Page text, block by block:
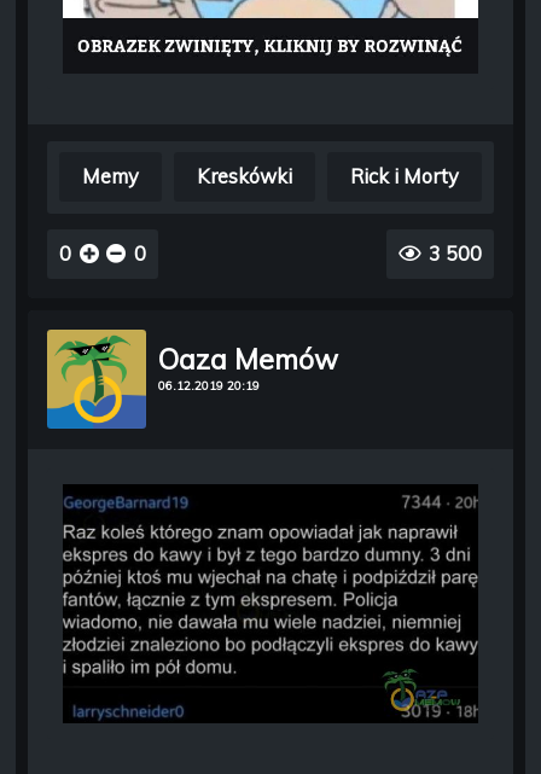
Memy Kreskówki Rick i Morty
0 0 3 500
Oaza Memów
06.12.2019 20:19